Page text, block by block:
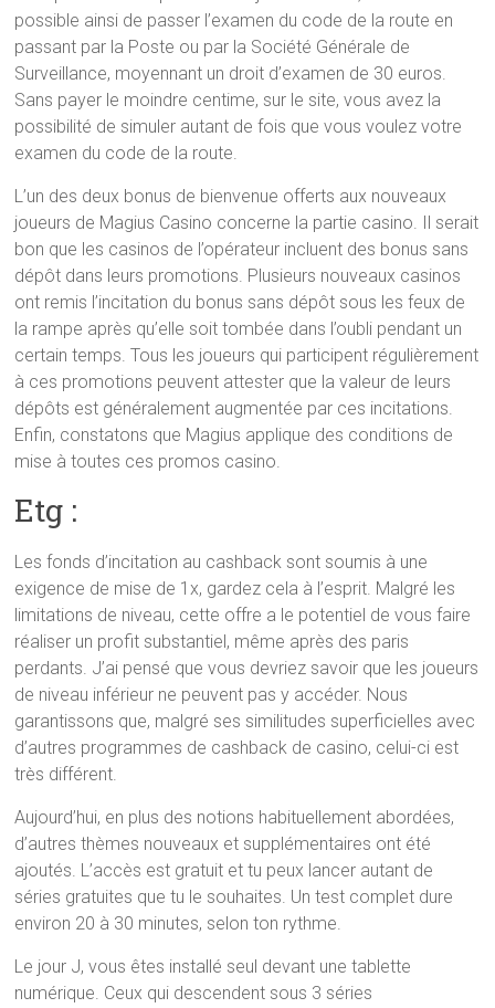
possible ainsi de passer l’examen du code de la route en
passant par la Poste ou par la Société Générale de
Surveillance, moyennant un droit d’examen de 30 euros.
Sans payer le moindre centime, sur le site, vous avez la
possibilité de simuler autant de fois que vous voulez votre
examen du code de la route.
L’un des deux bonus de bienvenue offerts aux nouveaux
joueurs de Magius Casino concerne la partie casino. Il serait
bon que les casinos de l’opérateur incluent des bonus sans
dépôt dans leurs promotions. Plusieurs nouveaux casinos
ont remis l’incitation du bonus sans dépôt sous les feux de
la rampe après qu’elle soit tombée dans l’oubli pendant un
certain temps. Tous les joueurs qui participent régulièrement
à ces promotions peuvent attester que la valeur de leurs
dépôts est généralement augmentée par ces incitations.
Enfin, constatons que Magius applique des conditions de
mise à toutes ces promos casino.
Etg :
Les fonds d’incitation au cashback sont soumis à une
exigence de mise de 1x, gardez cela à l’esprit. Malgré les
limitations de niveau, cette offre a le potentiel de vous faire
réaliser un profit substantiel, même après des paris
perdants. J’ai pensé que vous devriez savoir que les joueurs
de niveau inférieur ne peuvent pas y accéder. Nous
garantissons que, malgré ses similitudes superficielles avec
d’autres programmes de cashback de casino, celui-ci est
très différent.
Aujourd’hui, en plus des notions habituellement abordées,
d’autres thèmes nouveaux et supplémentaires ont été
ajoutés. L’accès est gratuit et tu peux lancer autant de
séries gratuites que tu le souhaites. Un test complet dure
environ 20 à 30 minutes, selon ton rythme.
Le jour J, vous êtes installé seul devant une tablette
numérique. Ceux qui descendent sous 3 séries